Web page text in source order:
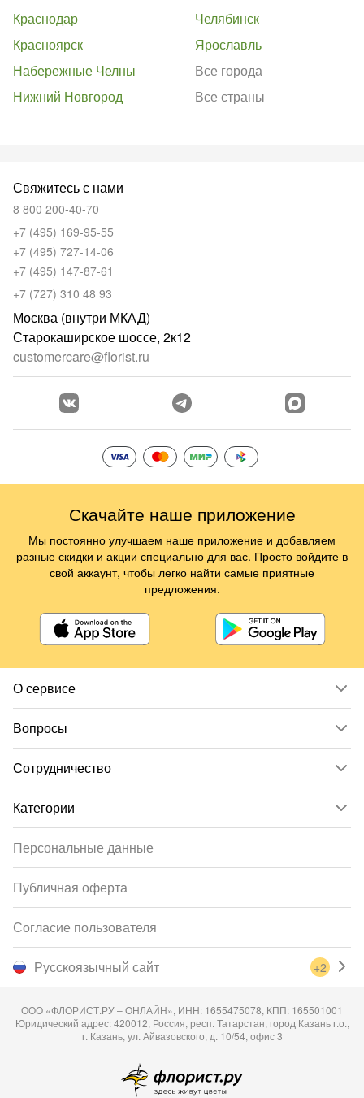
Краснодар
Красноярск
Набережные Челны
Нижний Новгород
Челябинск
Ярославль
Все города
Все страны
О сервисе
Вопросы
Сотрудничество
Категории
Свяжитесь с нами
8 800 200-40-70
+7 (495) 169-95-55
+7 (495) 727-14-06
+7 (495) 147-87-61
+7 (727) 310 48 93
Москва (внутри МКАД)
Старокаширское шоссе, 2к12
customercare@florist.ru
Русскоязычный сайт +2
Персональные данные
Публичная оферта
Согласие пользователя
ООО «ФЛОРИСТ.РУ – ОНЛАЙН», ИНН: 1655475078, КПП: 165501001
Юридический адрес: 420012, Россия, респ. Татарстан, город Казань г.о.,
г. Казань, ул. Айвазовского, д. 10/54, офис 3
Скачайте наше приложение
Мы постоянно улучшаем наше приложение и добавляем
разные скидки и акции специально для вас. Просто войдите в
свой аккаунт, чтобы легко найти самые приятные
предложения.